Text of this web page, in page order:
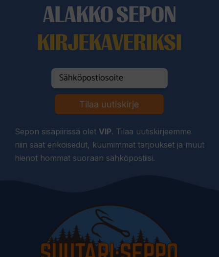
ALAKKO SEPON
KIRJEKAVERIKSI
Tilaa uutiskirje
Sepon sisäpiirissä olet VIP. Tilaa uutiskirjeemme
niin saat erikoisedut, kuumimmat tarjoukset ja muut
hienot hommat suoraan sähköpostiisi.